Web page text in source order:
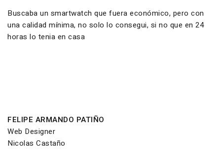
Buscaba un smartwatch que fuera económico, pero con
una calidad mínima, no solo lo consegui, si no que en 24
horas lo tenia en casa
FELIPE ARMANDO PATIÑO
Web Designer
Nicolas Castaño